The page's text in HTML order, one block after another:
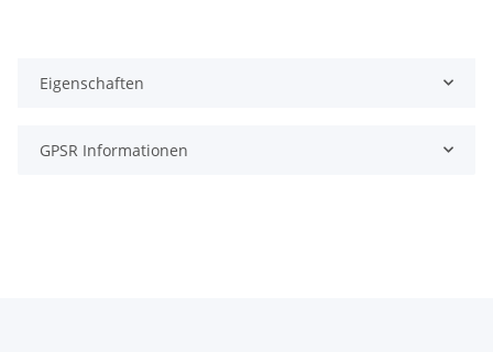
Eigenschaften
GPSR Informationen